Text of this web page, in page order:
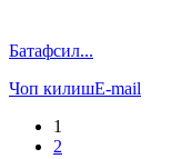
Батафсил...
Чоп килишE-mail
1
2